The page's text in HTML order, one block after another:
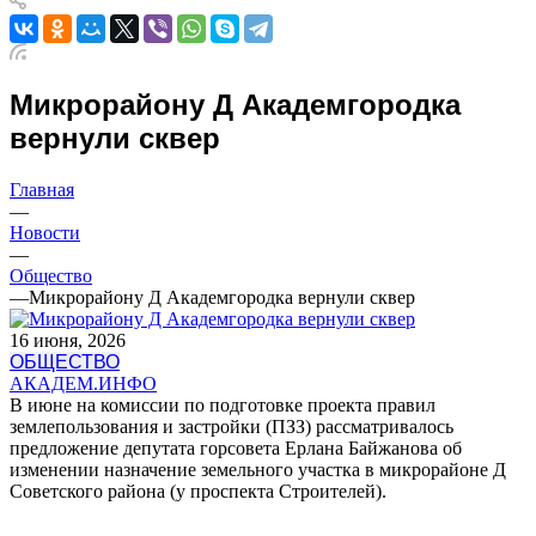
Микрорайону Д Академгородка
вернули сквер
Главная
—
Новости
—
Общество
—Микрорайону Д Академгородка вернули сквер
16 июня, 2026
ОБЩЕСТВО
АКАДЕМ.ИНФО
В июне на комиссии по подготовке проекта правил
землепользования и застройки (ПЗЗ) рассматривалось
предложение депутата горсовета Ерлана Байжанова об
изменении назначение земельного участка в микрорайоне Д
Советского района (у проспекта Строителей).